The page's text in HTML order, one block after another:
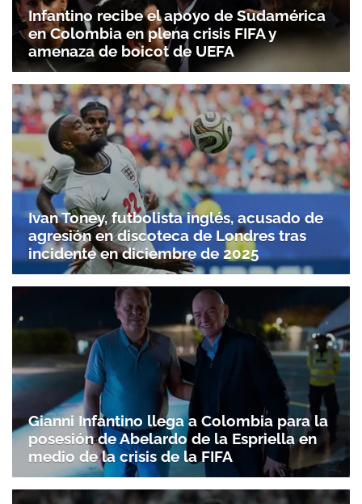
Infantino recibe el apoyo de Sudamérica
en Colombia en plena crisis FIFA y
amenaza de boicot de UEFA
Ivan Toney, futbolista inglés, acusado de
agresión en discoteca de Londres tras
incidente en diciembre de 2025
Gianni Infantino llega a Colombia para la
posesión de Abelardo de la Espriella en
medio de la crisis de la FIFA